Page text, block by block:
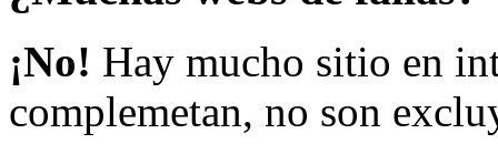
¡No! Hay mucho sitio en
complemetan, no son